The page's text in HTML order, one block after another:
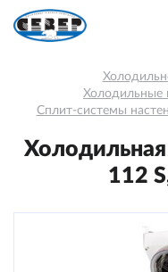
Холодильные
Сплит-системы
Холодильная
112